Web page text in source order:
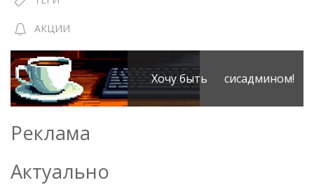
АКЦИИ
Хочу быть сисадмином!
Реклама
Актуально